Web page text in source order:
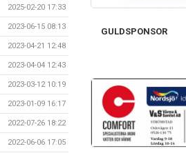
2025-02-20 17:33
2023-06-15 08:13
2023-04-21 12:48
2023-04-04 12:43
2023-03-12 10:19
2023-01-09 16:17
2022-07-26 18:22
2022-06-06 17:05
GULDSPONSOR